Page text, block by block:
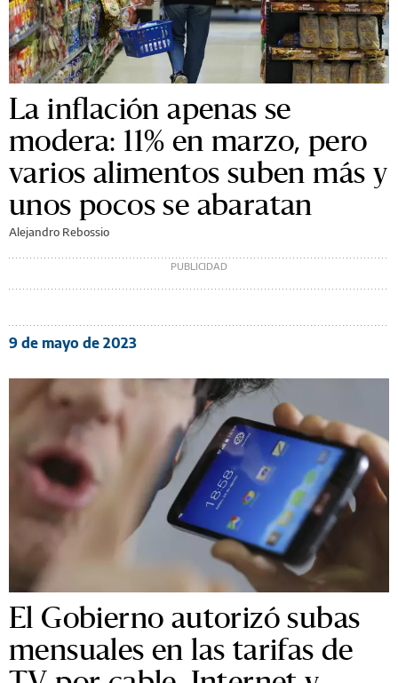
La inflación apenas se
modera: 11% en marzo, pero
varios alimentos suben más y
unos pocos se abaratan
Alejandro Rebossio
9 de mayo de 2023
El Gobierno autorizó subas
mensuales en las tarifas de